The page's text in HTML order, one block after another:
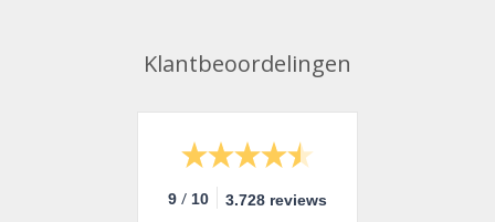
Klantbeoordelingen
9 / 10 3.728 reviews